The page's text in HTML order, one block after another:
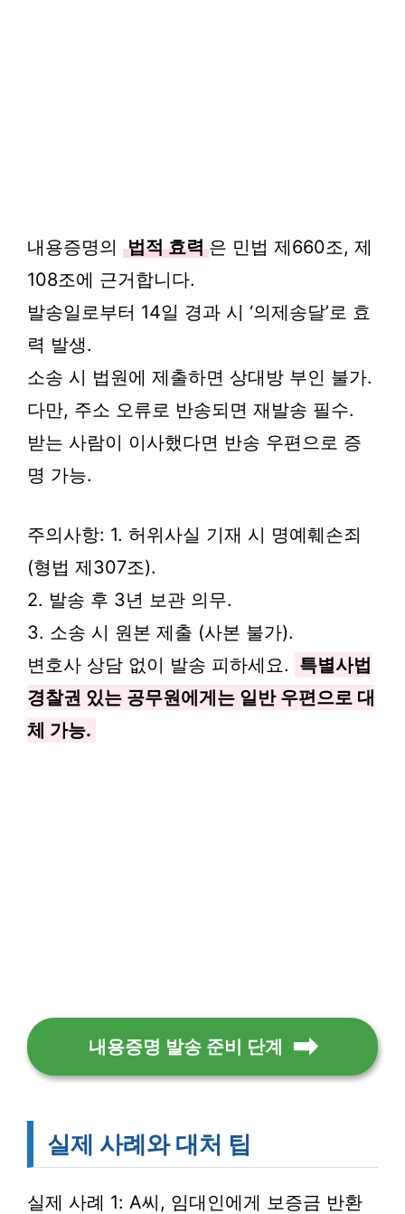
내용증명의 법적 효력 은 민법 제660조, 제
108조에 근거합니다.
발송일로부터 14일 경과 시 ‘의제송달’로 효
력 발생.
소송 시 법원에 제출하면 상대방 부인 불가.
다만, 주소 오류로 반송되면 재발송 필수.
받는 사람이 이사했다면 반송 우편으로 증
명 가능.
주의사항: 1. 허위사실 기재 시 명예훼손죄
(형법 제307조).
2. 발송 후 3년 보관 의무.
3. 소송 시 원본 제출 (사본 불가).
변호사 상담 없이 발송 피하세요. 특별사법
경찰권 있는 공무원에게는 일반 우편으로 대
체 가능.
내용증명 발송 준비 단계
실제 사례와 대처 팁
실제 사례 1: A씨, 임대인에게 보증금 반환